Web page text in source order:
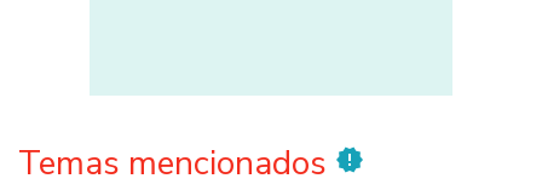
Temas mencionados new_releases